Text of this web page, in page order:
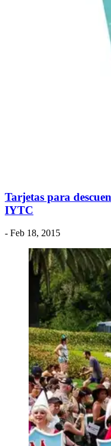
​Tarjetas para
IYTC
- Feb 18, 2015